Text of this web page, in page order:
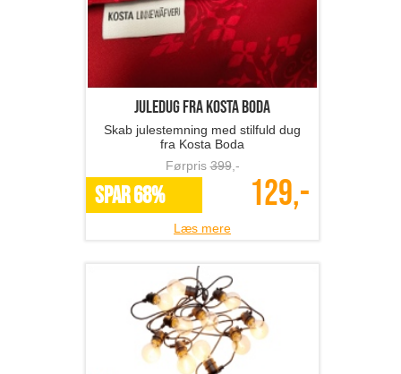
Juledug fra Kosta Boda
Skab julestemning med stilfuld dug
fra Kosta Boda
Førpris399,-
SPAR 68% 129,-
Læs mere